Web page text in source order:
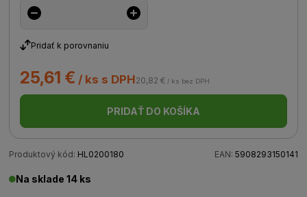
Pridať k porovnaniu
25,61 € / ks s DPH20,82 € / ks bez DPH
PRIDAŤ DO KOŠÍKA
Produktový kód: HL0200180 EAN: 5908293150141
Na sklade 14 ks